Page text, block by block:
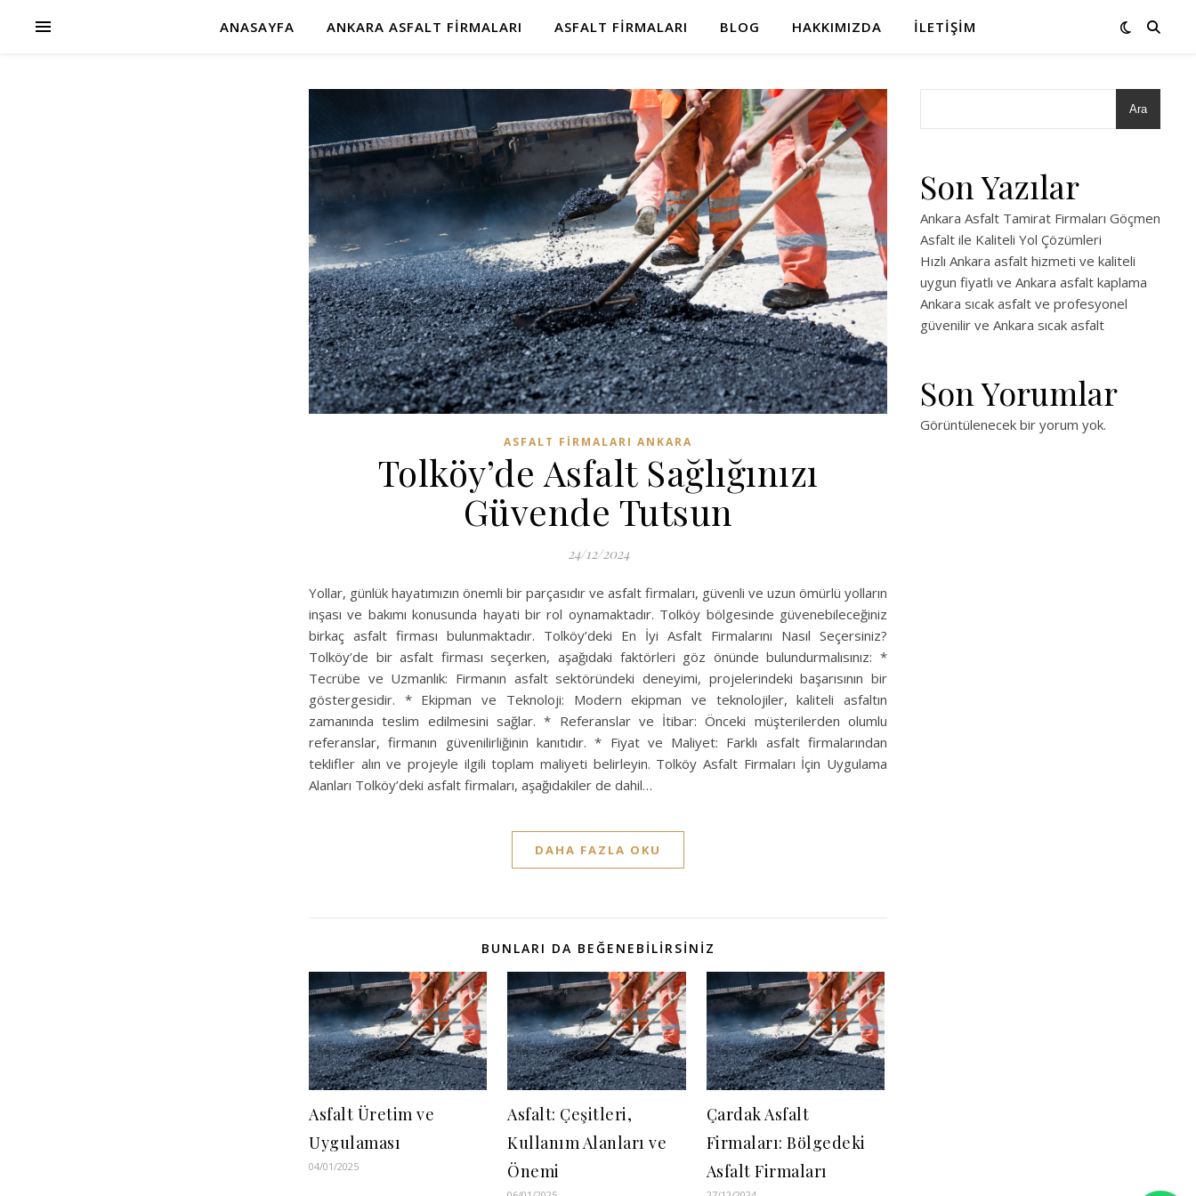
ANASAYFA ANKARA ASFALT FIRMALARI ASFALT FIRMALARI BLOG HAKKIMIZDA İLETIŞIM
ASFALT FIRMALARI ANKARA
Tolköy’de Asfalt Sağlığınızı
Güvende Tutsun
24/12/2024
Yollar, günlük hayatımızın önemli bir parçasıdır ve asfalt firmaları, güvenli ve uzun ömürlü yolların
inşası ve bakımı konusunda hayati bir rol oynamaktadır. Tolköy bölgesinde güvenebileceğiniz
birkaç asfalt firması bulunmaktadır. Tolköy’deki En İyi Asfalt Firmalarını Nasıl Seçersiniz?
Tolköy’de bir asfalt firması seçerken, aşağıdaki faktörleri göz önünde bulundurmalısınız: *
Tecrübe ve Uzmanlık: Firmanın asfalt sektöründeki deneyimi, projelerindeki başarısının bir
göstergesidir. * Ekipman ve Teknoloji: Modern ekipman ve teknolojiler, kaliteli asfaltın
zamanında teslim edilmesini sağlar. * Referanslar ve İtibar: Önceki müşterilerden olumlu
referanslar, firmanın güvenilirliğinin kanıtıdır. * Fiyat ve Maliyet: Farklı asfalt firmalarından
teklifler alın ve projeyle ilgili toplam maliyeti belirleyin. Tolköy Asfalt Firmaları İçin Uygulama
Alanları Tolköy’deki asfalt firmaları, aşağıdakiler de dahil…
DAHA FAZLA OKU
BUNLARI DA BEĞENEBILIRSINIZ
Asfalt Üretim ve
Uygulaması
04/01/2025
Asfalt: Çeşitleri,
Kullanım Alanları ve
Önemi
Çardak Asfalt
Firmaları: Bölgedeki
Asfalt Firmaları
Ara
Son Yazılar
Ankara Asfalt Tamirat Firmaları Göçmen
Asfalt ile Kaliteli Yol Çözümleri
Hızlı Ankara asfalt hizmeti ve kaliteli
uygun fiyatlı ve Ankara asfalt kaplama
Ankara sıcak asfalt ve profesyonel
güvenilir ve Ankara sıcak asfalt
Son Yorumlar
Görüntülenecek bir yorum yok.